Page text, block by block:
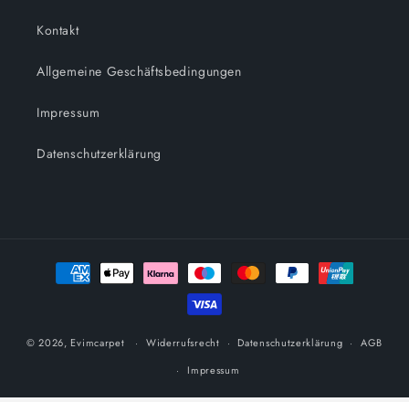
Kontakt
Allgemeine Geschäftsbedingungen
Impressum
Datenschutzerklärung
Zahlungsmethoden
© 2026, Evimcarpet Widerrufsrecht Datenschutzerklärung
AGB
Impressum